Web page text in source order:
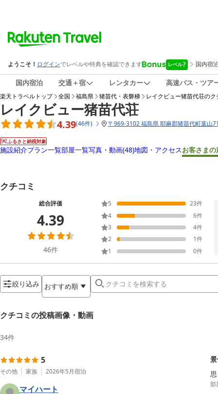
国内宿泊 交通＋宿 レンタカー 高速バス・ツア
楽天トラベルトップ 全国 福島県 猪苗代・表磐梯 レイクビュー猪苗代荘のク
レイクビュー猪苗代荘
4.39(46件) 〒969-3102 福島県 耶麻郡猪苗代町葉山
ふるさと納税対象
施設紹介プラン一覧部屋一覧写真・動画(48)地図・アクセスお客さまの
クチコミ
総合評価
4.39
46件
5 23件
4
6件
3
4件
2
1件
1
0件
絞り込み おすすめ順
クチコミの投稿画像・動画
34件
5
その他 家族 2026年5月宿泊
マイハート 部